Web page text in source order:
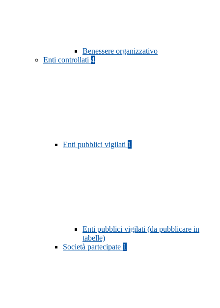
Benessere organizzativo
Enti controllati 4
Enti pubblici vigilati 1
Enti pubblici vigilati (da pubblicare in
tabelle)
Società partecipate 1